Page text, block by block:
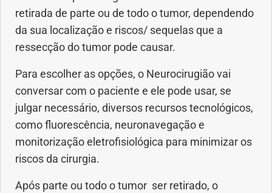
retirada de parte ou de todo o tumor, dependendo
da sua localização e riscos/ sequelas que a
ressecção do tumor pode causar.
Para escolher as opções, o Neurocirugião vai
conversar com o paciente e ele pode usar, se
julgar necessário, diversos recursos tecnológicos,
como fluorescência, neuronavegação e
monitorização eletrofisiológica para minimizar os
riscos da cirurgia.
Após parte ou todo o tumor ser retirado, o